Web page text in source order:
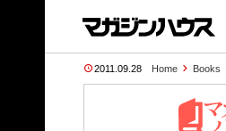
2011.09.28 Home Books